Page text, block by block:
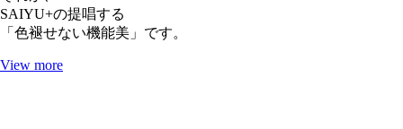
SAIYU+の提唱する
「色褪せない機能美」です。
View more